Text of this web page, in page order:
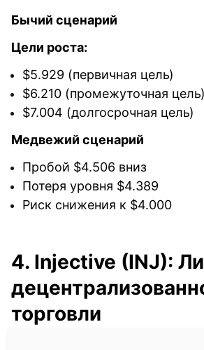
Бычий сценарий
Цели роста:
$5.929 (первичная цель)
$6.210 (промежуточная цель)
$7.004 (долгосрочная цель)
Медвежий сценарий
Пробой $4.506 вниз
Потеря уровня $4.389
Риск снижения к $4.000
4. Injective (INJ):
торговли